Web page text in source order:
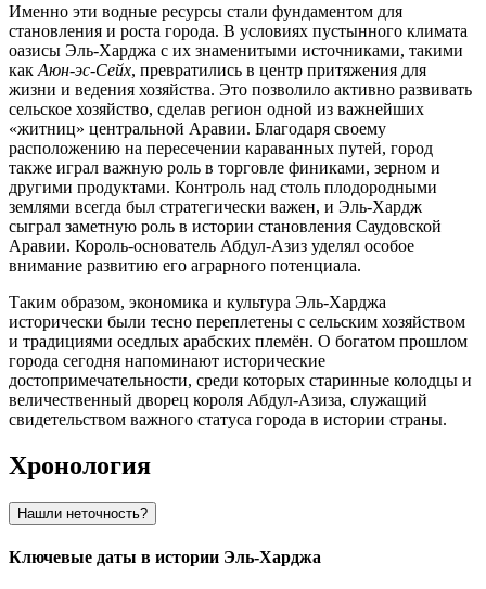
Именно эти водные ресурсы стали фундаментом для
становления и роста города. В условиях пустынного климата
оазисы Эль-Харджа с их знаменитыми источниками, такими
как Аюн-эс-Сейх, превратились в центр притяжения для
жизни и ведения хозяйства. Это позволило активно развивать
сельское хозяйство, сделав регион одной из важнейших
«житниц» центральной Аравии. Благодаря своему
расположению на пересечении караванных путей, город
также играл важную роль в торговле финиками, зерном и
другими продуктами. Контроль над столь плодородными
землями всегда был стратегически важен, и Эль-Хардж
сыграл заметную роль в истории становления Саудовской
Аравии. Король-основатель Абдул-Азиз уделял особое
внимание развитию его аграрного потенциала.
Таким образом, экономика и культура Эль-Харджа
исторически были тесно переплетены с сельским хозяйством
и традициями оседлых арабских племён. О богатом прошлом
города сегодня напоминают исторические
достопримечательности, среди которых старинные колодцы и
величественный дворец короля Абдул-Азиза, служащий
свидетельством важного статуса города в истории страны.
Хронология
Нашли неточность?
Ключевые даты в истории Эль-Харджа